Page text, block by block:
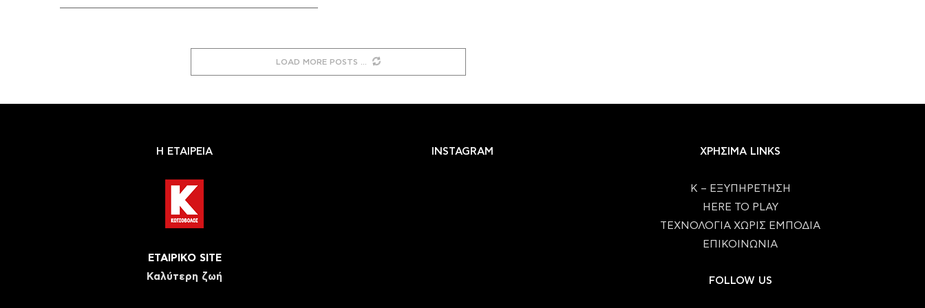
LOAD MORE POSTS
Η ΕΤΑΙΡΕΙΑ
ΕΤΑΙΡΙΚΟ SITE
Καλύτερη ζωή
INSTAGRAM ΧΡΗΣΙΜΑ LINKS
Κ – ΕΞΥΠΗΡΕΤΗΣΗ
HERE TO PLAY
ΤΕΧΝΟΛΟΓΙΑ ΧΩΡΙΣ ΕΜΠΟΔΙΑ
ΕΠΙΚΟΙΝΩΝΙΑ
FOLLOW US